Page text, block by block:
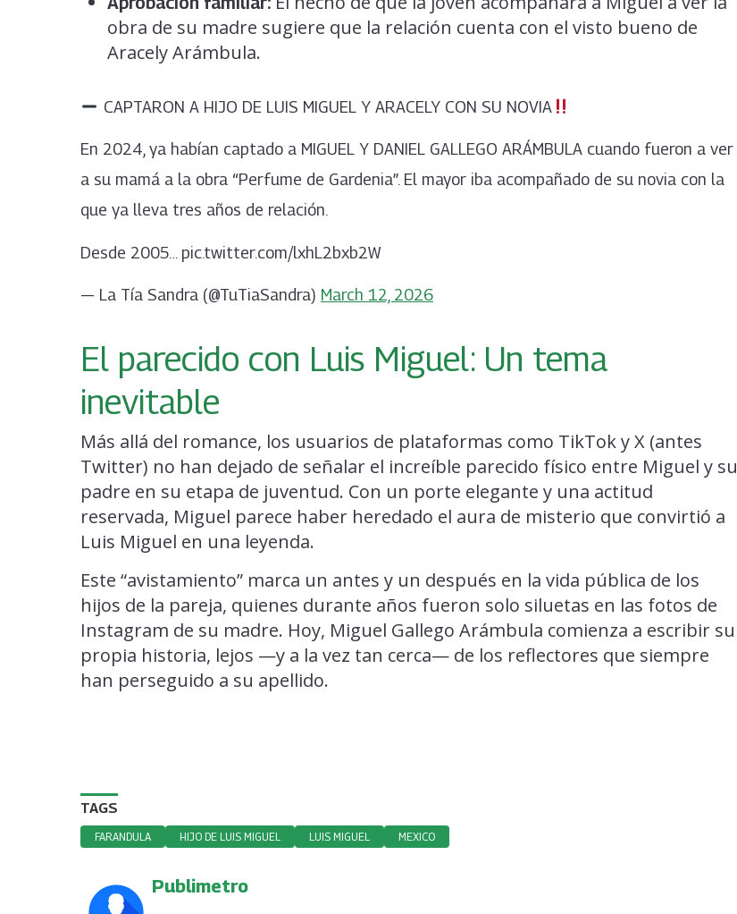
obra de su madre sugiere que la relación cuenta con el visto bueno de
Aracely Arámbula.
CAPTARON A HIJO DE LUIS MIGUEL Y ARACELY CON SU NOVIA
En 2024, ya habían captado a MIGUEL Y DANIEL GALLEGO ARÁMBULA cuando fueron a ver
a su mamá a la obra “Perfume de Gardenia”. El mayor iba acompañado de su novia con la
que ya lleva tres años de relación.
Desde 2005… pic.twitter.com/lxhL2bxb2W
— La Tía Sandra (@TuTiaSandra) March 12, 2026
El parecido con Luis Miguel: Un tema
inevitable
Más allá del romance, los usuarios de plataformas como TikTok y X (antes
Twitter) no han dejado de señalar el increíble parecido físico entre Miguel y su
padre en su etapa de juventud. Con un porte elegante y una actitud
reservada, Miguel parece haber heredado el aura de misterio que convirtió a
Luis Miguel en una leyenda.
Este “avistamiento” marca un antes y un después en la vida pública de los
hijos de la pareja, quienes durante años fueron solo siluetas en las fotos de
Instagram de su madre. Hoy, Miguel Gallego Arámbula comienza a escribir su
propia historia, lejos —y a la vez tan cerca— de los reflectores que siempre
han perseguido a su apellido.
TAGS
FARANDULA HIJO DE LUIS MIGUEL LUIS MIGUEL MEXICO
Publimetro